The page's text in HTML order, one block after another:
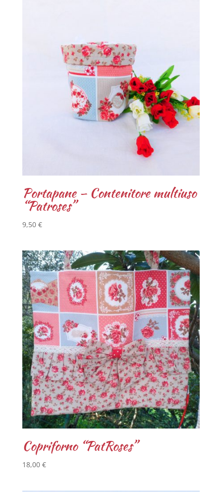
Portapane – Contenitore multiuso
“Patroses”
9,50 €
Copriforno “PatRoses”
18,00 €